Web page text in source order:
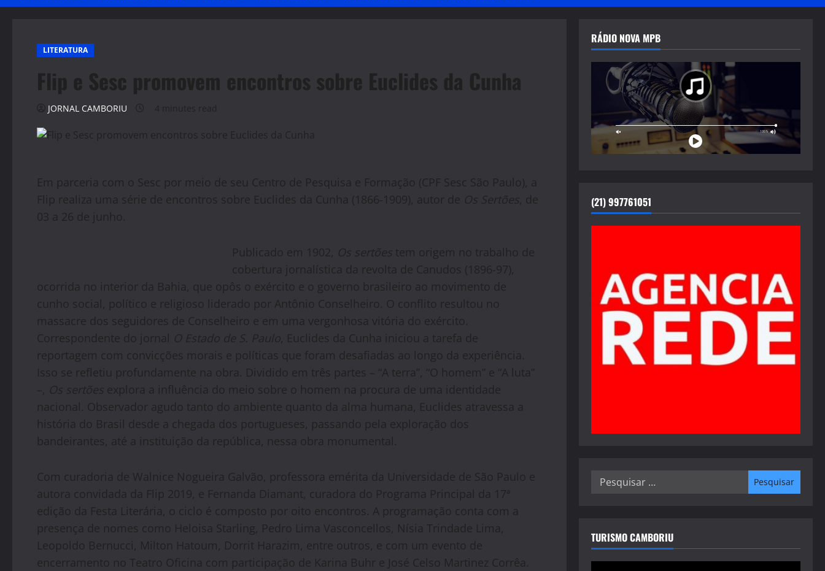
LITERATURA
Flip e Sesc promovem encontros sobre Euclides da Cunha
JORNAL CAMBORIU 4 minutes read
Em parceria com o Sesc por meio de seu Centro de Pesquisa e Formação (CPF Sesc São Paulo), a
Flip realiza uma série de encontros sobre Euclides da Cunha (1866-1909), autor de Os Sertões, de
03 a 26 de junho.
Publicado em 1902, Os sertões tem origem no trabalho de
cobertura jornalística da revolta de Canudos (1896-97),
ocorrida no interior da Bahia, que opôs o exército e o governo brasileiro ao movimento de
cunho social, político e religioso liderado por Antônio Conselheiro. O conflito resultou no
massacre dos seguidores de Conselheiro e em uma vergonhosa vitória do exército.
Correspondente do jornal O Estado de S. Paulo, Euclides da Cunha iniciou a tarefa de
reportagem com convicções morais e políticas que foram desafiadas ao longo da experiência.
Isso se refletiu profundamente na obra. Dividido em três partes – “A terra”, “O homem” e “A luta”
–, Os sertões explora a influência do meio sobre o homem na procura de uma identidade
nacional. Observador agudo tanto do ambiente quanto da alma humana, Euclides atravessa a
história do Brasil desde a chegada dos portugueses, passando pela exploração dos
bandeirantes, até a instituição da república, nessa obra monumental.
Com curadoria de Walnice Nogueira Galvão, professora emérita da Universidade de São Paulo e
autora convidada da Flip 2019, e Fernanda Diamant, curadora do Programa Principal da 17ª
edição da Festa Literária, o ciclo é composto por oito encontros. A programação conta com a
presença de nomes como Heloisa Starling, Pedro Lima Vasconcellos, Nísia Trindade Lima,
Leopoldo Bernucci, Milton Hatoum, Dorrit Harazim, entre outros, e com um evento de
encerramento no Teatro Oficina com participação de Karina Buhr e José Celso Martinez Corrêa.
RÁDIO NOVA MPB
(21) 997761051
Pesquisar
TURISMO CAMBORIU